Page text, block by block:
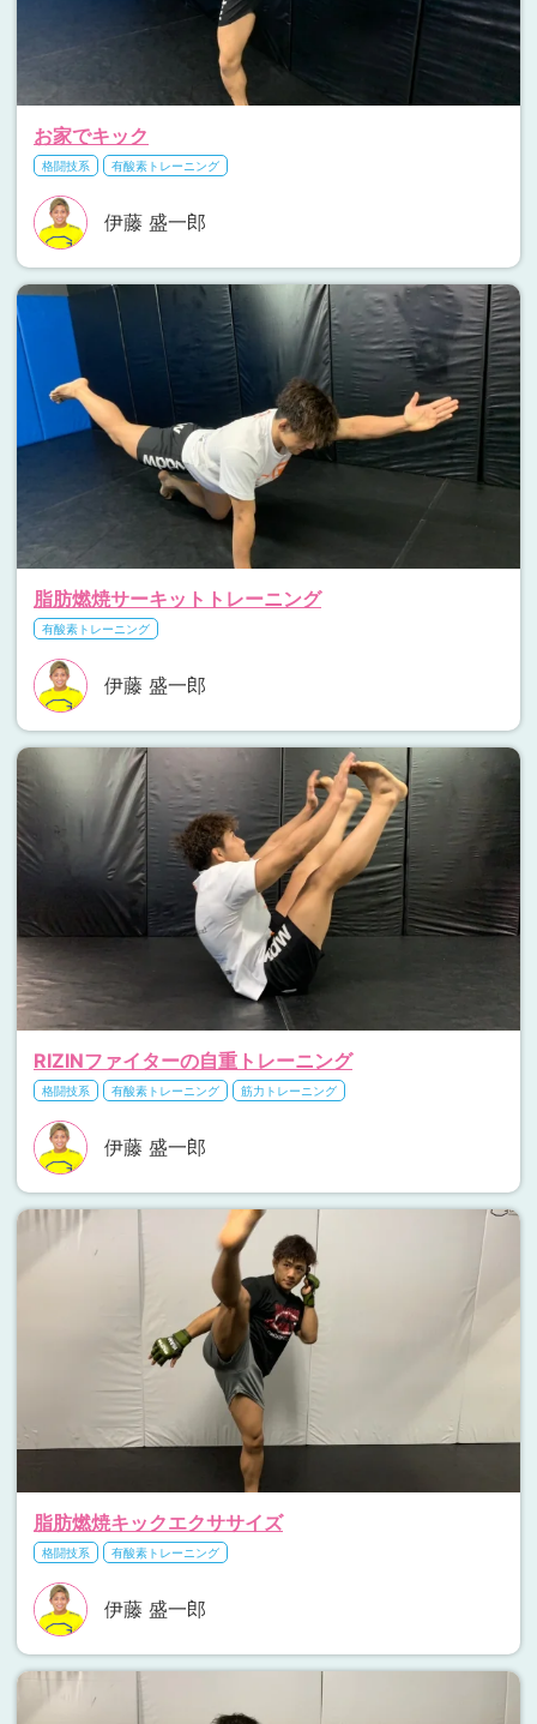
お家でキック
格闘技系 有酸素トレーニング
伊藤 盛一郎
脂肪燃焼サーキットトレーニング
有酸素トレーニング
伊藤 盛一郎
RIZINファイターの自重トレーニング
格闘技系 有酸素トレーニング 筋力トレーニング
伊藤 盛一郎
脂肪燃焼キックエクササイズ
格闘技系 有酸素トレーニング
伊藤 盛一郎